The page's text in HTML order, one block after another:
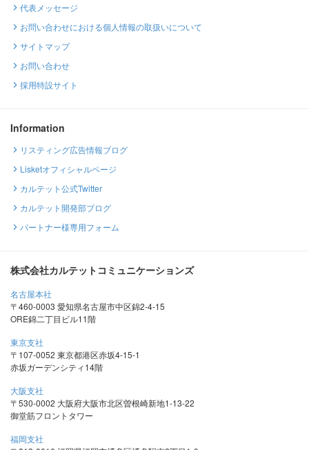
代表メッセージ
お問い合わせにおける個人情報の取扱いについて
サイトマップ
お問い合わせ
採用特設サイト
Information
リスティング広告情報ブログ
Lisketオフィシャルページ
カルテット公式Twitter
カルテット開発部ブログ
パートナー様専用フォーム
株式会社カルテットコミュニケーションズ
名古屋本社
〒460-0003 愛知県名古屋市中区錦2-4-15
ORE錦二丁目ビル11階
東京支社
〒107-0052 東京都港区赤坂4-15-1
赤坂ガーデンシティ14階
大阪支社
〒530-0002 大阪府大阪市北区曽根崎新地1-13-22
御堂筋フロントタワー
福岡支社